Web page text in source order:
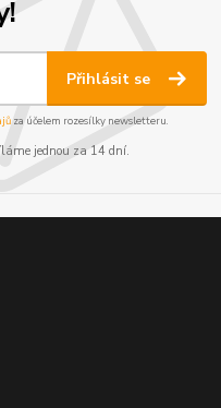
Přihlásit se
za účelem rozesílky newsletteru.
jednou za 14 dní.